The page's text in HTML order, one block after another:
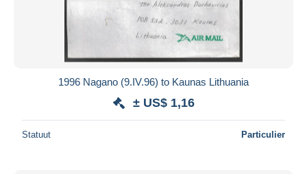
1996 Nagano (9.IV.96) to Kaunas Lithuania
± US$ 1,16
Statuut Particulier